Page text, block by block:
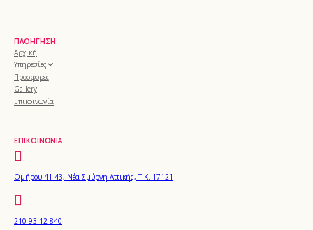
ΠΛΟΉΓΗΣΗ
Αρχική
Υπηρεσίες
Προσφορές
Gallery
Επικοινωνία
ΕΠΙΚΟΙΝΩΝΊΑ
Ομήρου 41-43, Νέα Σμύρνη Αττικής, Τ.Κ. 17121
210 93 12 840